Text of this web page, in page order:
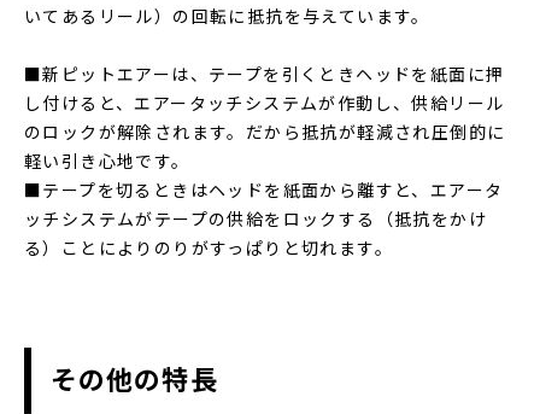
いてあるリール）の回転に抵抗を与えています。
■新ピットエアーは、テープを引くときヘッドを紙面に押
し付けると、エアータッチシステムが作動し、供給リール
のロックが解除されます。だから抵抗が軽減され圧倒的に
軽い引き心地です。
■テープを切るときはヘッドを紙面から離すと、エアータ
ッチシステムがテープの供給をロックする（抵抗をかけ
る）ことによりのりがすっぱりと切れます。
その他の特長